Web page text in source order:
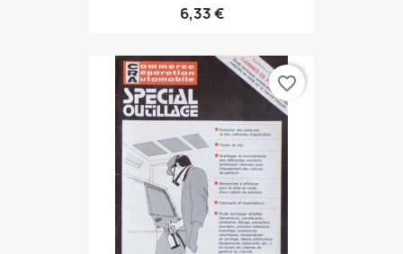
6,33 €
favorite_border